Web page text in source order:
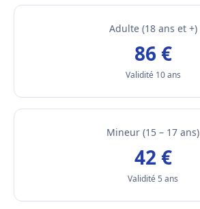
Adulte (18 ans et +)
86 €
Validité 10 ans
Mineur (15 – 17 ans)
42 €
Validité 5 ans